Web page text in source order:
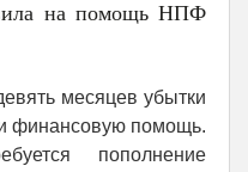
на помощь НПФ
месяцев убытки
финансовую помощь.
пополнение